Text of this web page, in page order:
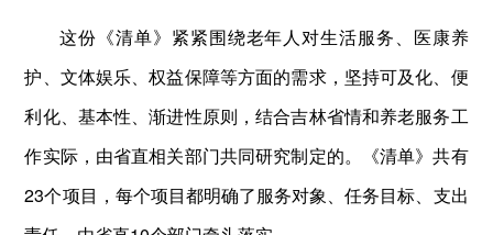
这份《清单》紧紧围绕老年人对生活服务、医康养
护、文体娱乐、权益保障等方面的需求，坚持可及化、便
利化、基本性、渐进性原则，结合吉林省情和养老服务工
作实际，由省直相关部门共同研究制定的。《清单》共有
23个项目，每个项目都明确了服务对象、任务目标、支出